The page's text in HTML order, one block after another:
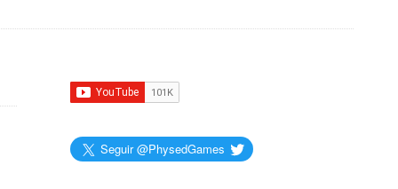
Seguir @PhysedGames